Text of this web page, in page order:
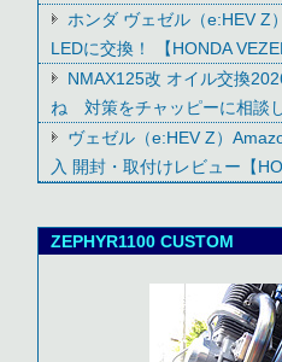
ホンダ ヴェゼル（e:HEV Z
LEDに交換！ 【HONDA
NMAX125改 オイル交換
ね 対策をチャッピーに相談
ヴェゼル（e:HEV Z）
入 開封・取付けレビュー【
ZEPHYR1100 CUSTOM